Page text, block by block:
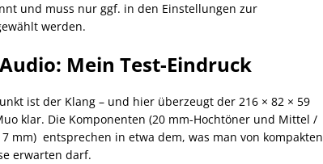
und muss nur ggf. in den Einstellungen zur
werden.
Mein Test-Eindruck
ist der Klang – und hier überzeugt der 216 × 82 × 59
klar. Die Komponenten (20 mm-Hochtöner und Mittel /
mm) entsprechen in etwa dem, was man von kompakten
erwarten darf.